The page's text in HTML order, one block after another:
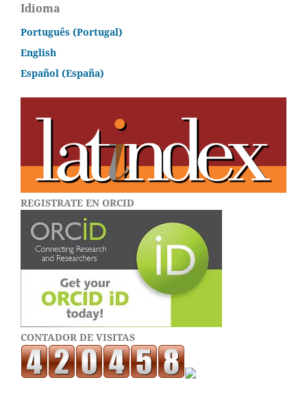
Idioma
Português (Portugal)
English
Español (España)
REGISTRATE EN ORCID
CONTADOR DE VISITAS